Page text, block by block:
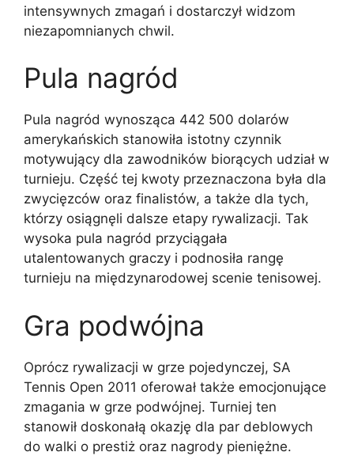
intensywnych zmagań i dostarczył widzom
niezapomnianych chwil.
Pula nagród
Pula nagród wynosząca 442 500 dolarów
amerykańskich stanowiła istotny czynnik
motywujący dla zawodników biorących udział w
turnieju. Część tej kwoty przeznaczona była dla
zwycięzców oraz finalistów, a także dla tych,
którzy osiągnęli dalsze etapy rywalizacji. Tak
wysoka pula nagród przyciągała
utalentowanych graczy i podnosiła rangę
turnieju na międzynarodowej scenie tenisowej.
Gra podwójna
Oprócz rywalizacji w grze pojedynczej, SA
Tennis Open 2011 oferował także emocjonujące
zmagania w grze podwójnej. Turniej ten
stanowił doskonałą okazję dla par deblowych
do walki o prestiż oraz nagrody pieniężne.